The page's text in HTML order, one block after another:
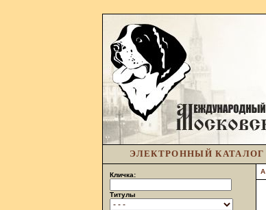
ЭЛЕКТРОННЫЙ КАТАЛОГ
Кличка:
Титулы
A